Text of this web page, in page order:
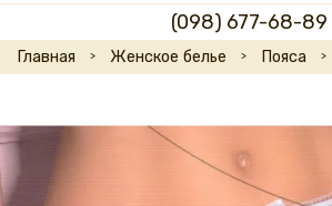
(098) 677-68-89
Главная Женское белье Пояса